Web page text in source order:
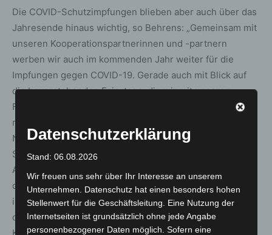
Die COVID-Schutzimpfungen blieben aber auch über das
Jahresende hinaus wichtig, so Behrens: „Gemeinsam mit
unseren Kooperationspartnerinnen und -partnern
werben wir auch im kommenden Jahr weiter für die
Impfungen gegen COVID-19. Gerade auch mit Blick auf
die bevorstehenden Feiertage, die wir mit unseren
Familien und Freunden verbringen wollen, appelliere ich
noch einmal an alle Niedersächsinnen und
Niedersachsen: Prüfen Sie Ihren Impfstatus und nehmen
Sie die Gelegenheit für eine erste oder zweite
Auffrischungsimpfung unbedingt wahr. Auch wenn wir
die Pandemie heute vergleichsweise gut im Griff haben,
ist das Virus nicht weg und es sollten sich insbesondere
die Älteren mit den Impfungen vor schweren
Datenschutzerklärung
Stand: 06.08.2026
Wir freuen uns sehr über Ihr Interesse an unserem
Unternehmen. Datenschutz hat einen besonders hohen
Stellenwert für die Geschäftsleitung. Eine Nutzung der
Internetseiten ist grundsätzlich ohne jede Angabe
personenbezogener Daten möglich. Sofern eine